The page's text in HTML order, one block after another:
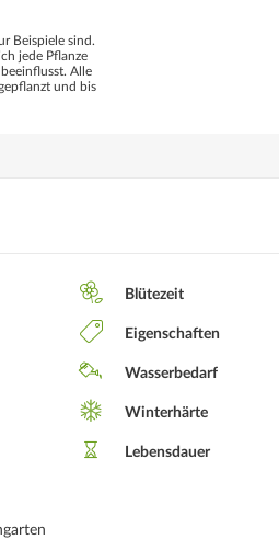
Beispiele sind.
jede Pflanze
Alle
und bis
Blütezeit
Eigenschaften
Wasserbedarf
Winterhärte
Lebensdauer